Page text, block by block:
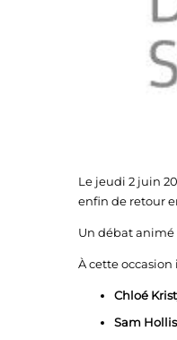
Le jeudi 2 juin
enfin de retour
Un débat animé
À cette
Chloé
Sam Hollis